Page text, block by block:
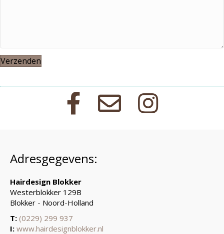
Verzenden
Adresgegevens:
Hairdesign Blokker
Westerblokker 129B
Blokker - Noord-Holland
T: (0229) 299 937
I: www.hairdesignblokker.nl